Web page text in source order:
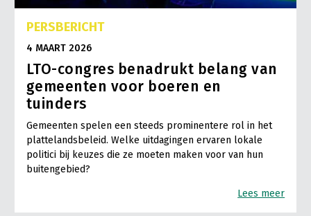
PERSBERICHT
4 MAART 2026
LTO-congres benadrukt belang van
gemeenten voor boeren en
tuinders
Gemeenten spelen een steeds prominentere rol in het
plattelandsbeleid. Welke uitdagingen ervaren lokale
politici bij keuzes die ze moeten maken voor van hun
buitengebied?
Lees meer